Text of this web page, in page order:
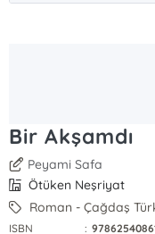
Bir Akşamdı
Peyami Safa
Ötüken Neşriyat
Roman - Çağdaş
ISBN :